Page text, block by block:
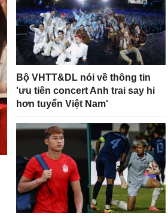
Bộ VHTT&DL nói về thông tin
'ưu tiên concert Anh trai say hi
hơn tuyển Việt Nam'